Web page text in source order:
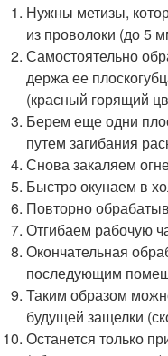
Нужны метизы,
из проволоки (до 5
Самостоятельно
держа ее
(красный горящий
Берем еще одни
путем загибания
Снова закаляем
Быстро окунаем в
Повторно
Отгибаем рабочую
Окончательная
последующим
Таким образом
будущей защелки
Останется только